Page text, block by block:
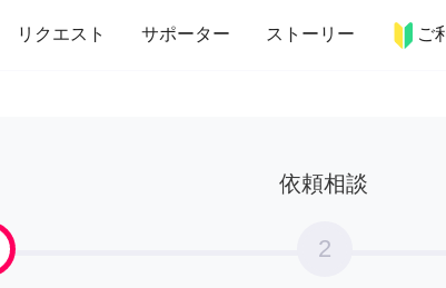
リクエスト サポーター ストーリー ご
引っ越し インテリア 趣味・習い事 ペット
依頼相談
2